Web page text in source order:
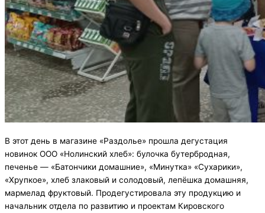
В этот день в магазине «Раздолье» прошла дегустация
новинок ООО «Нолинский хлеб»: булочка бутербродная,
печенье — «Батончики домашние», «Минутка» «Сухарики»,
«Хрупкое», хлеб злаковый и солодовый, лепёшка домашняя,
мармелад фруктовый. Продегустировала эту продукцию и
начальник отдела по развитию и проектам Кировского